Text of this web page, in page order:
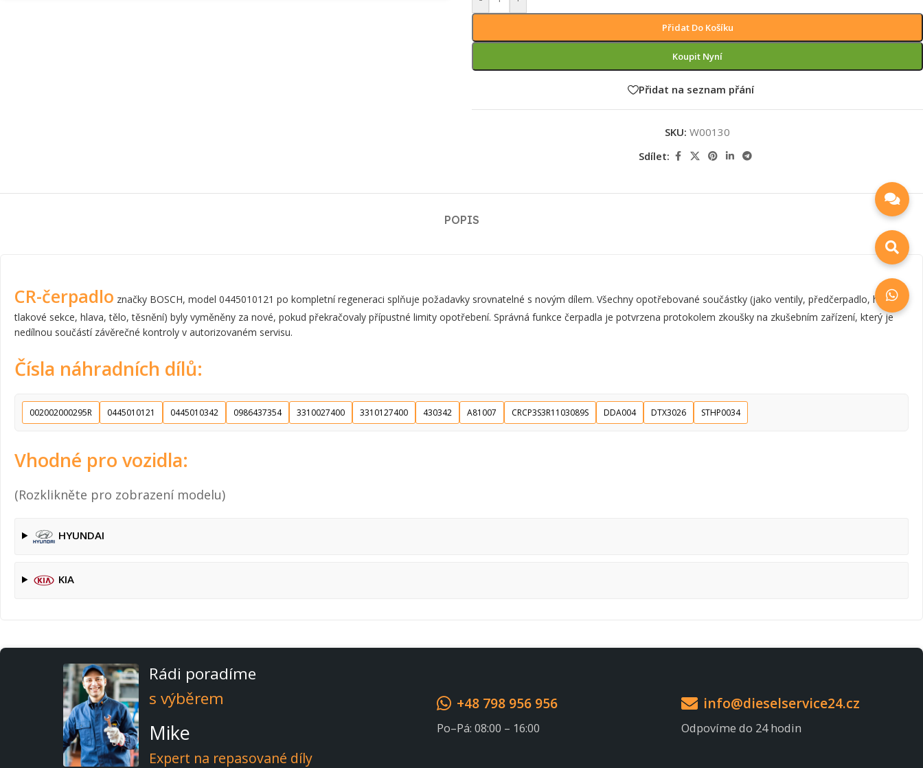
Přidat Do Košíku
Koupit Nyní
Přidat na seznam přání
SKU: W00130
Sdílet:
POPIS
CR-čerpadlo značky BOSCH, model 0445010121 po kompletní regeneraci splňuje požadavky srovnatelné s novým dílem. Všechny opotřebované součástky (jako ventily, předčerpadlo, hřídel,
tlakové sekce, hlava, tělo, těsnění) byly vyměněny za nové, pokud překračovaly přípustné limity opotřebení. Správná funkce čerpadla je potvrzena protokolem zkoušky na zkušebním zařízení, který je
nedílnou součástí závěrečné kontroly v autorizovaném servisu.
Čísla náhradních dílů:
002002000295R 0445010121 0445010342 0986437354 3310027400 3310127400 430342 A81007 CRCP3S3R1103089S DDA004 DTX3026 STHP0034
Vhodné pro vozidla:
(Rozklikněte pro zobrazení modelu)
HYUNDAI
KIA
Rádi poradíme
s výběrem
Mike
Expert na repasované díly
+48 798 956 956
Po–Pá: 08:00 – 16:00
info@dieselservice24.cz
Odpovíme do 24 hodin